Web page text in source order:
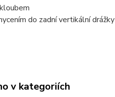
do zadní vertikální drážky
v kategoriích